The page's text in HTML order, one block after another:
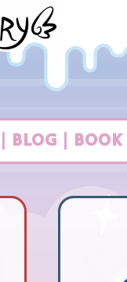
BLOG | BOOK